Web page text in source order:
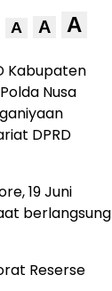
A A A
Kabupaten
Nusa
DPRD
19 Juni
berlangsung
Reserse